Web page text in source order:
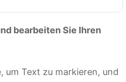
bearbeiten Sie Ihren
um Text zu markieren, und